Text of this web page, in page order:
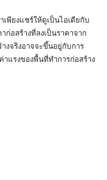
เพียงแชร์ให้ดูเป็นไอเดียกับ
ก่อสร้างที่ลงเป็นราคาจาก
งจริงอาจจะขึ้นอยู่กับการ
าแรงของพื้นที่ทำการก่อสร้าง